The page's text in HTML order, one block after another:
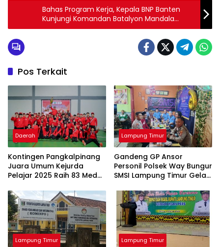
Bahas Program Kerja, Kepala BNP Banten
Kunjungi Komandan Batalyon Mandala
Yudha
Pos Terkait
Daerah
Kontingen Pangkalpinang
Juara Umum Kejurda
Pelajar 2025 Raih 83 Medali
Enam Daerah
Lampung Timur
Gandeng GP Ansor
Personil Polsek Way Bungur
SMSI Lampung Timur Gelar
Lampung Timur Lampung Timur